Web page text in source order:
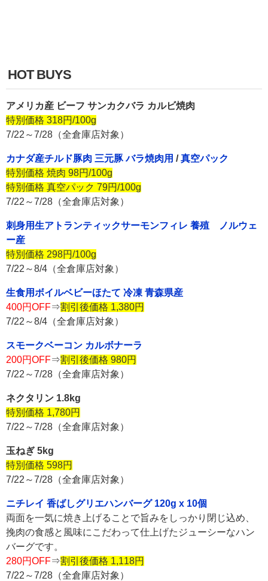
HOT BUYS
アメリカ産 ビーフ サンカクバラ カルビ焼肉
特別価格 318円/100g
7/22～7/28（全倉庫店対象）
カナダ産チルド豚肉 三元豚 バラ焼肉用 /真空パック
特別価格 焼肉 98円/100g
特別価格 真空パック 79円/100g
7/22～7/28（全倉庫店対象）
刺身用生アトランティックサーモンフィレ 養殖 ノルウェ
ー産
特別価格 298円/100g
7/22～8/4（全倉庫店対象）
生食用ボイルベビーほたて 冷凍 青森県産
400円OFF⇒割引後価格 1,380円
7/22～8/4（全倉庫店対象）
スモークベーコン カルボナーラ
200円OFF⇒割引後価格 980円
7/22～7/28（全倉庫店対象）
ネクタリン 1.8kg
特別価格 1,780円
7/22～7/28（全倉庫店対象）
玉ねぎ 5kg
特別価格 598円
7/22～7/28（全倉庫店対象）
ニチレイ 香ばしグリエハンバーグ 120g x 10個
両面を一気に焼き上げることで旨みをしっかり閉じ込め、
挽肉の食感と風味にこだわって仕上げたジューシーなハン
バーグです。
280円OFF⇒割引後価格 1,118円
7/22～7/28（全倉庫店対象）